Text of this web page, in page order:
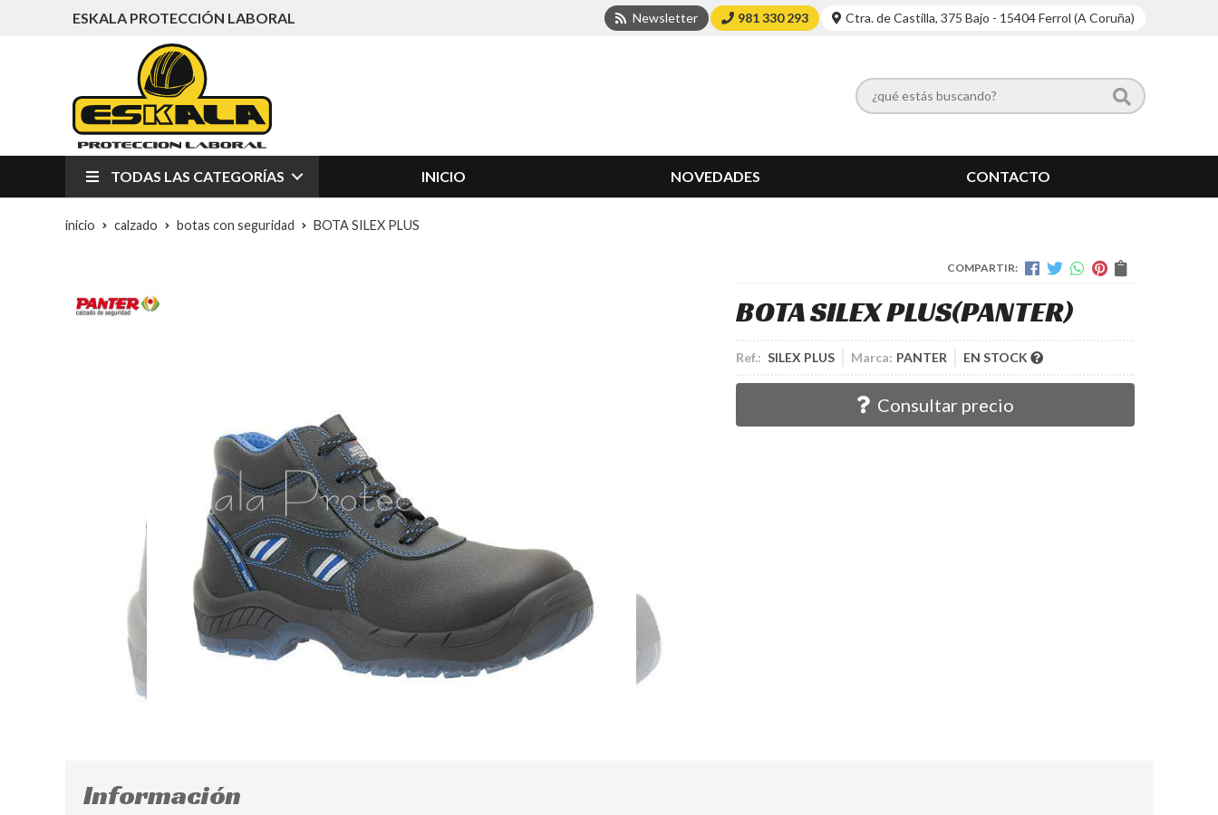
ESKALA PROTECCIÓN LABORAL Newsletter 981 330 293 Ctra. de Castilla, 375 Bajo - 15404 Ferrol (A Coruña)
TODAS LAS CATEGORÍAS INICIO NOVEDADES CONTACTO
inicio calzado botas con seguridad BOTA SILEX PLUS
COMPARTIR:
BOTA SILEX PLUS(PANTER)
Ref.: SILEX PLUS Marca: PANTER EN STOCK
Consultar precio
Información